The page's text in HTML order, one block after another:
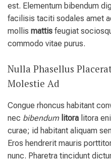
est. Elementum bibendum
facilisis taciti sodales amet
mollis mattis feugiat
commodo vitae purus.
Nulla Phasellus
Molestie Ad
Congue rhoncus habitant
nec bibendum litora litora
curae; id habitant aliquam
Eros hendrerit mauris
nunc. Pharetra tincidunt